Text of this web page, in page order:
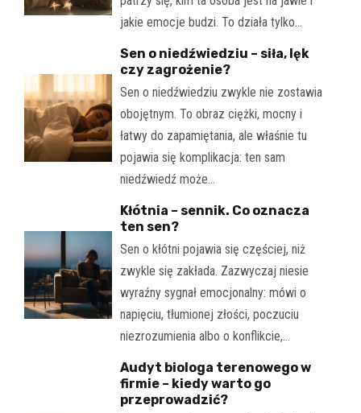
jakie emocje budzi. To działa tylko…
Sen o niedźwiedziu – siła, lęk
czy zagrożenie?
Sen o niedźwiedziu zwykle nie zostawia
obojętnym. To obraz ciężki, mocny i
łatwy do zapamiętania, ale właśnie tu
pojawia się komplikacja: ten sam
niedźwiedź może…
Kłótnia – sennik. Co oznacza
ten sen?
Sen o kłótni pojawia się częściej, niż
zwykle się zakłada. Zazwyczaj niesie
wyraźny sygnał emocjonalny: mówi o
napięciu, tłumionej złości, poczuciu
niezrozumienia albo o konflikcie,…
Audyt biologa terenowego w
firmie – kiedy warto go
przeprowadzić?